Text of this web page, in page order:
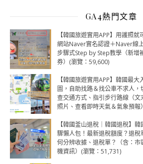
GA4熱門文章
【韓國旅遊實用APP】用護照
網站Naver實名認證＋Naver線
步驟式Step by Step教學（新增
券）(瀏覽：59,600)
【韓國旅遊實用APP】韓國最
圖，自助找路＆找公車不求人，
查交通方式、指引步行路線（
照片、查看即時天氣＆氣象預
【韓國釜山退稅｜韓國退稅】
驟懶人包！最新退稅額度？退稅
何分辨收據、退稅單？（含：
機資訊）(瀏覽：51,731)